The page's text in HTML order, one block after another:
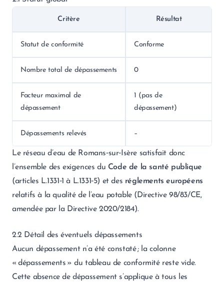
Critère Résultat
Statut de conformité Conforme
Nombre total de dépassements 0
Facteur maximal de
dépassement
1 (pas de
dépassement)
Dépassements relevés –
Le réseau d’eau de Romans‑sur‑Isère satisfait donc
l’ensemble des exigences du Code de la santé publique
(articles L.1331‑1 à L.1331‑5) et des réglements européens
relatifs à la qualité de l’eau potable (Directive 98/83/CE,
amendée par la Directive 2020/2184).
2.2 Détail des éventuels dépassements
Aucun dépassement n’a été constaté ; la colonne
« dépassements » du tableau de conformité reste vide.
Cette absence de dépassement s’applique à tous les